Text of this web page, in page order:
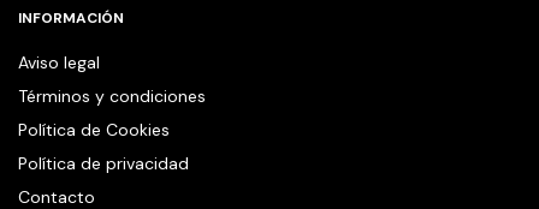
INFORMACIÓN
Aviso legal
Términos y condiciones
Política de Cookies
Política de privacidad
Contacto